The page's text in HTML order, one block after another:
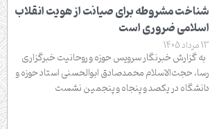
شناخت مشروطه برای صیانت از هویت انقلاب
اسلامی ضروری است
13 مرداد 1405
به گزارش خبرنگار سرویس حوزه و روحانیت خبرگزاری
رسا، حجت‌الاسلام محمدصادق ابوالحسنی استاد حوزه و
دانشگاه در یکصد و پنجاه و پنجمین نشست